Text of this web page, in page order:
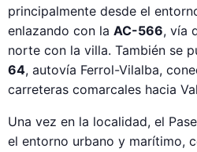
principalmente desde el
enlazando con la AC-566, vía
norte con la villa. También se
64, autovía Ferrol-Vilalba,
carreteras comarcales hacia
Una vez en la localidad, el
el entorno urbano y marítimo,